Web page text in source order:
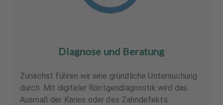
Diagnose und Beratung
Zunächst führen wir eine gründliche Untersuchung
durch. Mit digitaler Röntgendiagnostik wird das
Ausmaß der Karies oder des Zahndefekts